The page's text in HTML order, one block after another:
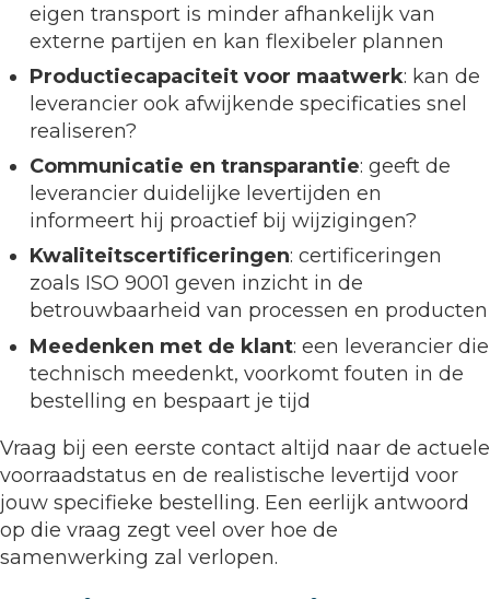
eigen transport is minder afhankelijk van
externe partijen en kan flexibeler plannen
Productiecapaciteit voor maatwerk: kan de
leverancier ook afwijkende specificaties snel
realiseren?
Communicatie en transparantie: geeft de
leverancier duidelijke levertijden en
informeert hij proactief bij wijzigingen?
Kwaliteitscertificeringen: certificeringen
zoals ISO 9001 geven inzicht in de
betrouwbaarheid van processen en producten
Meedenken met de klant: een leverancier die
technisch meedenkt, voorkomt fouten in de
bestelling en bespaart je tijd
Vraag bij een eerste contact altijd naar de actuele
voorraadstatus en de realistische levertijd voor
jouw specifieke bestelling. Een eerlijk antwoord
op die vraag zegt veel over hoe de
samenwerking zal verlopen.